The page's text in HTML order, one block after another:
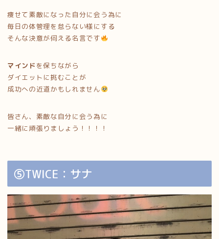
痩せて素敵になった自分に会う為に
毎日の体管理を怠らない様にする
そんな決意が伺える名言です
マインド を保ちながら
ダイエットに挑むことが
成功への近道かもしれません
皆さん、素敵な自分に会う為に
一緒に頑張りましょう！！！！
⑤TWICE：サナ